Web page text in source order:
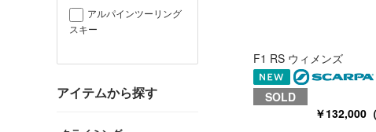
アルパインツーリング
スキー
アイテムから探す
F1 RS ウィメンズ
SOLD
￥132,000